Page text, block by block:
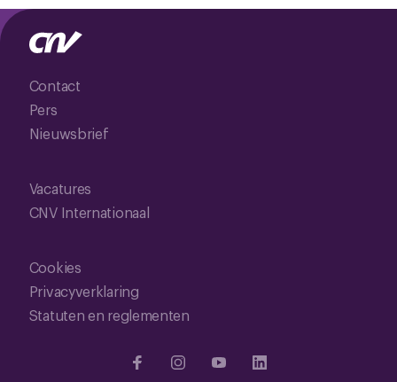
Contact
Pers
Nieuwsbrief
Vacatures
CNV Internationaal
Cookies
Privacyverklaring
Statuten en reglementen